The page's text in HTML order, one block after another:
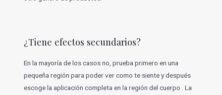
¿Tiene efectos secundarios?
En la mayoría de los casos no, prueba primero en una
pequeña región para poder ver como te siente y después
escoge la aplicación completa en la región del cuerpo . La